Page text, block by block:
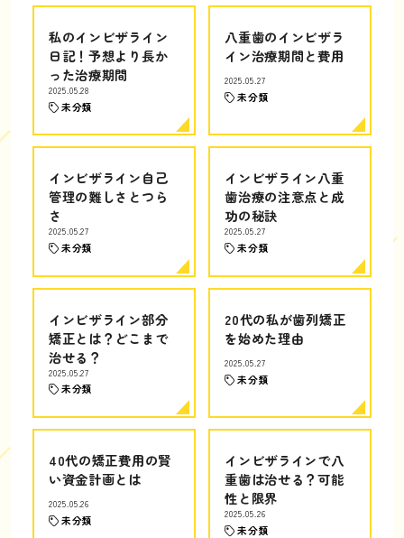
私のインビザライン
日記！予想より長か
った治療期間
2025.05.28
未分類
八重歯のインビザラ
イン治療期間と費用
2025.05.27
未分類
インビザライン自己
管理の難しさとつら
さ
2025.05.27
未分類
インビザライン八重
歯治療の注意点と成
功の秘訣
2025.05.27
未分類
インビザライン部分
矯正とは？どこまで
治せる？
2025.05.27
未分類
20代の私が歯列矯正
を始めた理由
2025.05.27
未分類
40代の矯正費用の賢
い資金計画とは
2025.05.26
未分類
インビザラインで八
重歯は治せる？可能
性と限界
2025.05.26
未分類